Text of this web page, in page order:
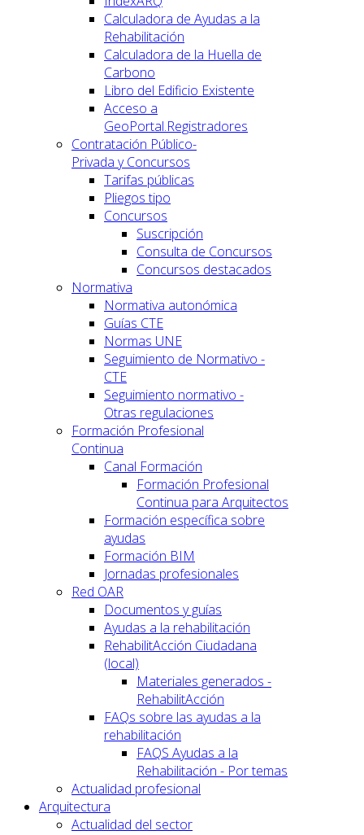
Calculadora de Ayudas a la
Rehabilitación
Calculadora de la Huella de
Carbono
Libro del Edificio Existente
Acceso a
GeoPortal.Registradores
Contratación Público-
Privada y Concursos
Tarifas públicas
Pliegos tipo
Concursos
Suscripción
Consulta de Concursos
Concursos destacados
Normativa
Normativa autonómica
Guías CTE
Normas UNE
Seguimiento de Normativo -
CTE
Seguimiento normativo -
Otras regulaciones
Formación Profesional
Continua
Canal Formación
Formación Profesional
Continua para Arquitectos
Formación específica sobre
ayudas
Formación BIM
Jornadas profesionales
Red OAR
Documentos y guías
Ayudas a la rehabilitación
RehabilitAcción Ciudadana
(local)
Materiales generados -
RehabilitAcción
FAQs sobre las ayudas a la
rehabilitación
FAQS Ayudas a la
Rehabilitación - Por temas
Actualidad profesional
Arquitectura
Actualidad del sector